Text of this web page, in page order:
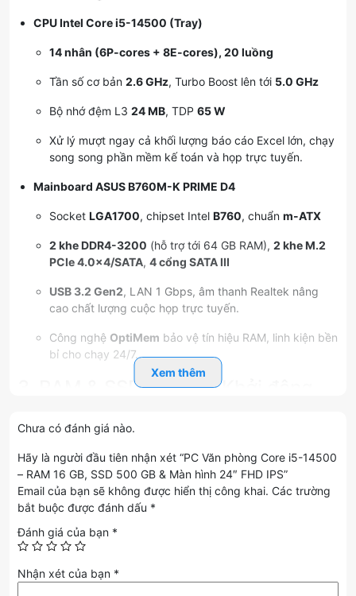
CPU Intel Core i5-14500 (Tray)
14 nhân (6P-cores + 8E-cores), 20 luồng
Tần số cơ bản 2.6 GHz, Turbo Boost lên tới 5.0 GHz
Bộ nhớ đệm L3 24 MB, TDP 65 W
Xử lý mượt ngay cả khối lượng báo cáo Excel lớn, chạy
song song phần mềm kế toán và họp trực tuyến.
Mainboard ASUS B760M-K PRIME D4
Socket LGA1700, chipset Intel B760, chuẩn m-ATX
2 khe DDR4-3200 (hỗ trợ tới 64 GB RAM), 2 khe M.2
PCIe 4.0×4/SATA, 4 cổng SATA III
USB 3.2 Gen2, LAN 1 Gbps, âm thanh Realtek nâng
cao chất lượng cuộc họp trực tuyến.
Công nghệ OptiMem bảo vệ tín hiệu RAM, linh kiện bền
bỉ cho chạy 24/7.
3. RAM & SSD NVMe – Khởi động
nhiệt thép)
Băng thông rộng, mở Chrome > 20 tab, Office, CRM và
Zoom cùng lúc không giật.
Sẵn sàng nâng cấp lên 32 GB để phục vụ khối lượng
dữ liệu lớn.
SSD HikSemi Wave 512 GB NVMe PCIe 3.0×4
Xem thêm
Chưa có đánh giá nào.
Hãy là người đầu tiên nhận xét “PC Văn phòng Core i5-14500
– RAM 16 GB, SSD 500 GB & Màn hình 24″ FHD IPS”
Email của bạn sẽ không được hiển thị công khai. Các trường
bắt buộc được đánh dấu *
Đánh giá của bạn *
Nhận xét của bạn *